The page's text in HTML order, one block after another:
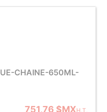
CHAINE-650ML-
751,76 $MXH.T.